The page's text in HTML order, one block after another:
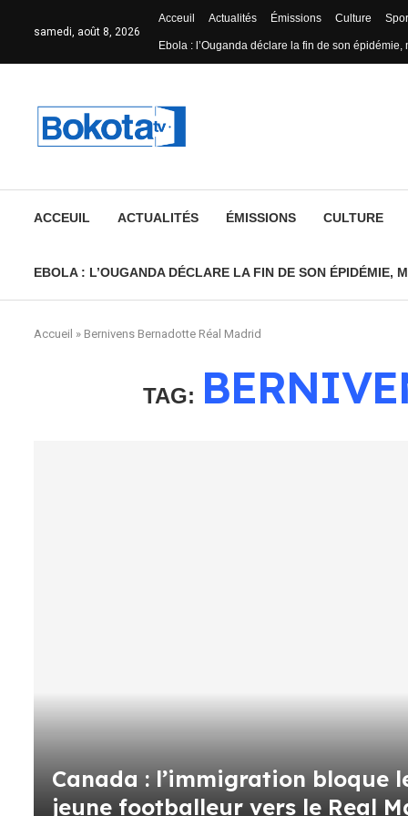
samedi, août 8, 2026
Acceuil Actualités Émissions Culture
Ebola : l’Ouganda déclare la fin de son
ACCEUIL ACTUALITÉS ÉMISSIONS CULTURE
EBOLA : L’OUGANDA DÉCLARE LA FIN DE SON ÉPIDÉMIE,
Accueil » Bernivens Bernadotte Réal Madrid
TAG:
Canada : l’immigration bloque
jeune footballeur vers le Real